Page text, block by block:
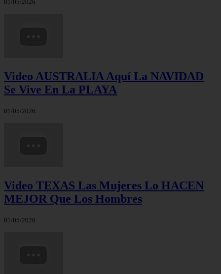
01/05/2026
Video AUSTRALIA Aquí La NAVIDAD
Se Vive En La PLAYA
01/05/2026
Video TEXAS Las Mujeres Lo HACEN
MEJOR Que Los Hombres
01/05/2026